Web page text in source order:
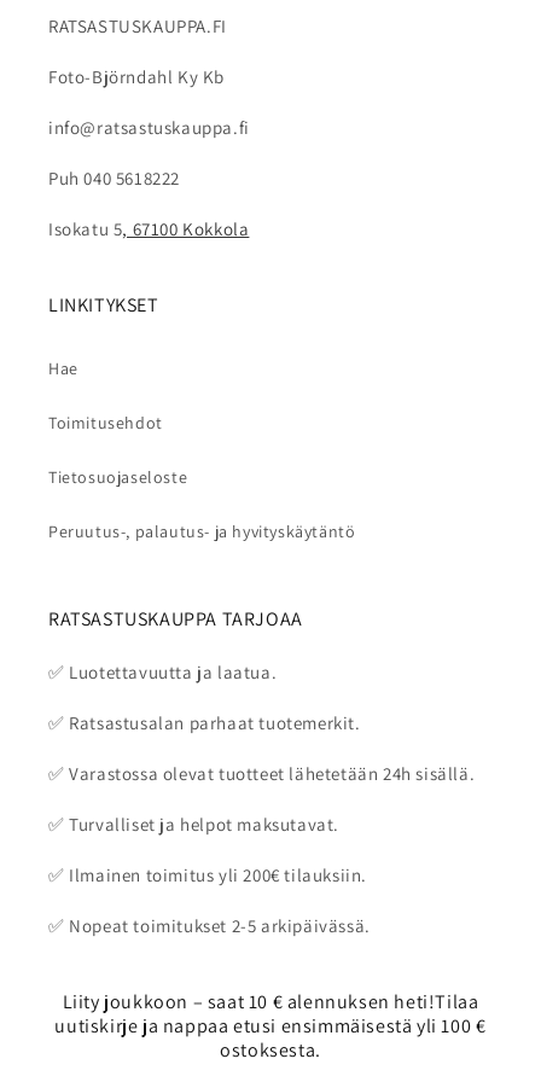
RATSASTUSKAUPPA.FI
Foto-Björndahl Ky Kb
info@ratsastuskauppa.fi
Puh 040 5618222
Isokatu 5, 67100 Kokkola
LINKITYKSET
Hae
Toimitusehdot
Tietosuojaseloste
Peruutus-, palautus- ja hyvityskäytäntö
RATSASTUSKAUPPA TARJOAA
✅ Luotettavuutta ja laatua.
✅ Ratsastusalan parhaat tuotemerkit.
✅ Varastossa olevat tuotteet lähetetään 24h sisällä.
✅ Turvalliset ja helpot maksutavat.
✅ Ilmainen toimitus yli 200€ tilauksiin.
✅ Nopeat toimitukset 2-5 arkipäivässä.
Liity joukkoon – saat 10 € alennuksen heti!Tilaa
uutiskirje ja nappaa etusi ensimmäisestä yli 100 €
ostoksesta.